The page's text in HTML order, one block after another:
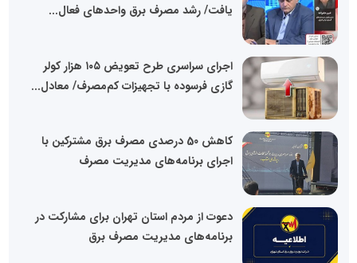
یافت/ رشد مصرف برق واحدهای فعال...
اجرای سراسری طرح تعویض ۱۰۵ هزار کولر
گازی فرسوده با تجهیزات کم‌مصرف/ معادل...
کاهش 50 درصدی مصرف برق مشترکین با
اجرای برنامه‌های مدیریت مصرف
دعوت از مردم استان تهران برای مشارکت در
برنامه‌های مدیریت مصرف برق